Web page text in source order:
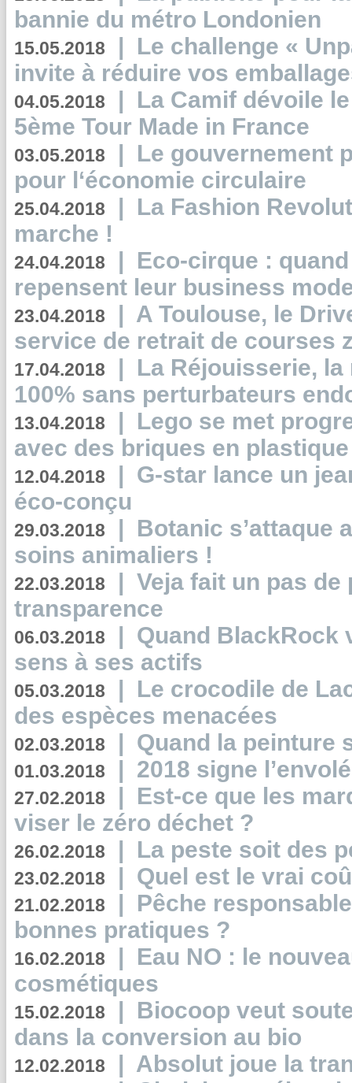
bannie du métro Londonien
15.05.2018 | Le challenge «
invite à réduire vos
04.05.2018 | La Camif dévoile
5ème Tour Made in France
03.05.2018 | Le gouvernement
pour l‘économie circulaire
25.04.2018 | La Fashion
marche !
24.04.2018 | Eco-cirque :
repensent leur business
23.04.2018 | A Toulouse, le
service de retrait de courses
17.04.2018 | La Réjouisserie,
100% sans perturbateurs
13.04.2018 | Lego se met
avec des briques en
12.04.2018 | G-star lance un
éco-conçu
29.03.2018 | Botanic s’attaque
soins animaliers !
22.03.2018 | Veja fait un pas de
transparence
06.03.2018 | Quand BlackRock
sens à ses actifs
05.03.2018 | Le crocodile de
des espèces menacées
02.03.2018 | Quand la peinture
01.03.2018 | 2018 signe
27.02.2018 | Est-ce que les
viser le zéro déchet ?
26.02.2018 | La peste soit des
23.02.2018 | Quel est le vrai
21.02.2018 | Pêche
bonnes pratiques ?
16.02.2018 | Eau NO : le
cosmétiques
15.02.2018 | Biocoop veut
dans la conversion au bio
12.02.2018 | Absolut joue la